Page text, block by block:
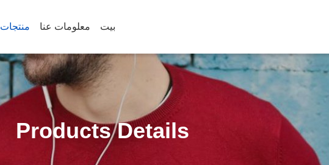
بيت معلومات عنا منتجات
Products Details